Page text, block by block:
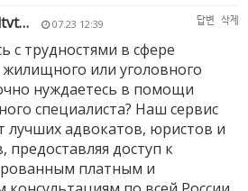
07.23 12:39 답변 삭제
с трудностями в сфере
или уголовного
нуждаетесь в помощи
специалиста? Наш сервис
лучших адвокатов, юристов и
предоставляя доступ к
платным и